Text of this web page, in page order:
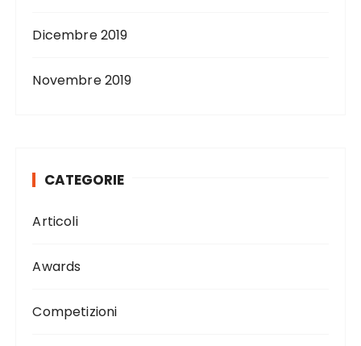
Dicembre 2019
Novembre 2019
CATEGORIE
Articoli
Awards
Competizioni